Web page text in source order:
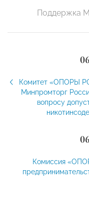
Поддержка
Комитет «ОПОРЫ
Минпромторг
вопросу
Комиссия